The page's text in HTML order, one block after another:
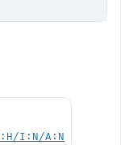
I:N/A:N